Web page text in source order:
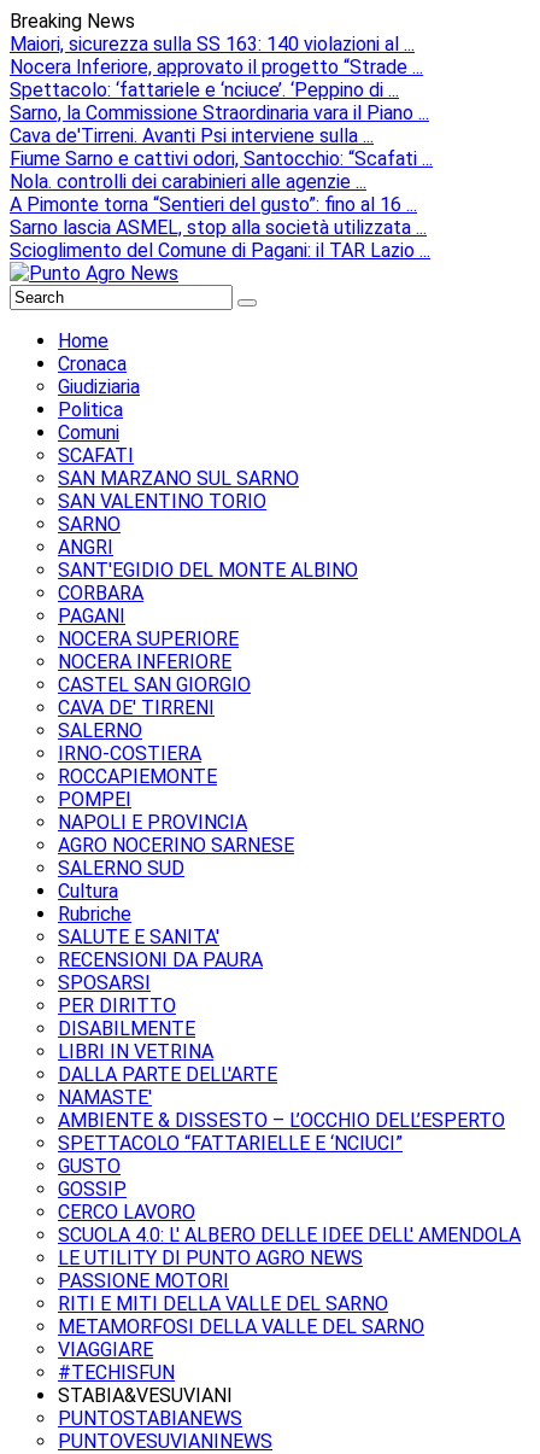
Breaking News
Maiori, sicurezza sulla SS 163: 140 violazioni al ...
Nocera Inferiore, approvato il progetto “Strade ...
Spettacolo: ‘fattariele e ‘nciuce’. ‘Peppino di ...
Sarno, la Commissione Straordinaria vara il Piano ...
Cava de'Tirreni. Avanti Psi interviene sulla ...
Fiume Sarno e cattivi odori, Santocchio: “Scafati ...
Nola. controlli dei carabinieri alle agenzie ...
A Pimonte torna “Sentieri del gusto”: fino al 16 ...
Sarno lascia ASMEL, stop alla società utilizzata ...
Scioglimento del Comune di Pagani: il TAR Lazio ...
Home
Cronaca
Giudiziaria
Politica
Comuni
SCAFATI
SAN MARZANO SUL SARNO
SAN VALENTINO TORIO
SARNO
ANGRI
SANT'EGIDIO DEL MONTE ALBINO
CORBARA
PAGANI
NOCERA SUPERIORE
NOCERA INFERIORE
CASTEL SAN GIORGIO
CAVA DE' TIRRENI
SALERNO
IRNO-COSTIERA
ROCCAPIEMONTE
POMPEI
NAPOLI E PROVINCIA
AGRO NOCERINO SARNESE
SALERNO SUD
Cultura
Rubriche
SALUTE E SANITA'
RECENSIONI DA PAURA
SPOSARSI
PER DIRITTO
DISABILMENTE
LIBRI IN VETRINA
DALLA PARTE DELL'ARTE
NAMASTE'
AMBIENTE & DISSESTO – L’OCCHIO DELL’ESPERTO
SPETTACOLO “FATTARIELLE E ‘NCIUCI”
GUSTO
GOSSIP
CERCO LAVORO
SCUOLA 4.0: L' ALBERO DELLE IDEE DELL' AMENDOLA
LE UTILITY DI PUNTO AGRO NEWS
PASSIONE MOTORI
RITI E MITI DELLA VALLE DEL SARNO
METAMORFOSI DELLA VALLE DEL SARNO
VIAGGIARE
#TECHISFUN
STABIA&VESUVIANI
PUNTOSTABIANEWS
PUNTOVESUVIANINEWS